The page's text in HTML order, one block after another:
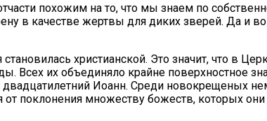
по­хо­жим на то, что мы зна­ем по
в ка­че­стве жерт­вы для ди­ких зве­рей. Да и
хри­сти­ан­ской. Это зна­чит, что в
Всех их объ­еди­ня­ло крайне по­верх­ност­ное
Иоанн. Сре­ди но­во­кре­ще­ных
по­кло­не­ния мно­же­ству бо­жеств, ко­то­рых